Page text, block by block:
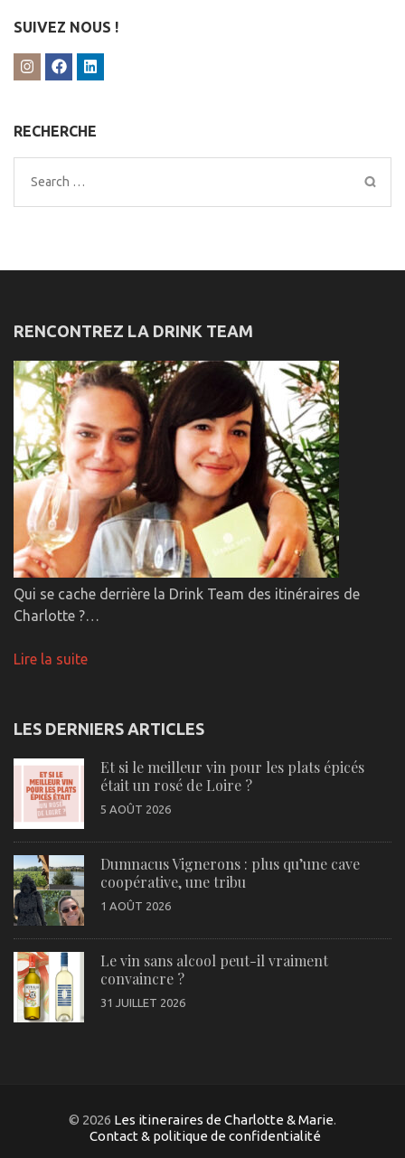
SUIVEZ NOUS !
RECHERCHE
Search
for:
RENCONTREZ LA DRINK TEAM
Qui se cache derrière la Drink Team des itinéraires de
Charlotte ?…
Lire la suite
LES DERNIERS ARTICLES
Et si le meilleur vin pour les plats épicés
était un rosé de Loire ?
5 AOÛT 2026
Dumnacus Vignerons : plus qu’une cave
coopérative, une tribu
1 AOÛT 2026
Le vin sans alcool peut-il vraiment
convaincre ?
31 JUILLET 2026
© 2026 Les itineraires de Charlotte & Marie.
Contact & politique de confidentialité